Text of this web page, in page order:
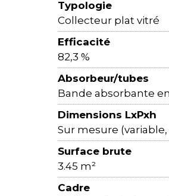
Typologie
Collecteur plat vitré
Efficacité
82,3 %
Absorbeur/tubes
Bande absorbante
Dimensions LxPxh
Sur mesure (variable,
Surface brute
3.45 m²
Cadre